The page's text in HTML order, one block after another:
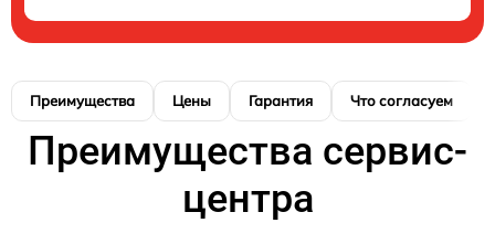
Преимущества Цены Гарантия Что согласуем
Преимущества сервис-
центра